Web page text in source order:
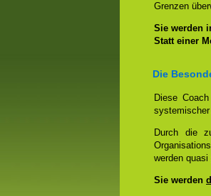
Grenzen
Sie werden
Statt einer
Die
Diese
Durch die
werden
Sie werden